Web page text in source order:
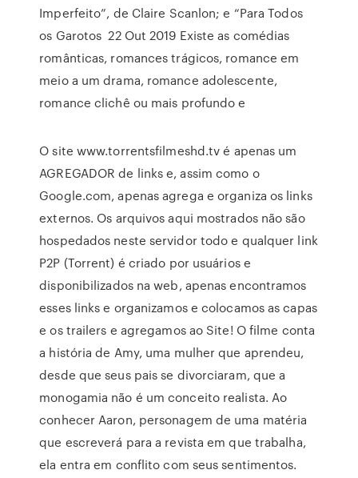
Imperfeito”, de Claire Scanlon; e “Para Todos
os Garotos 22 Out 2019 Existe as comédias
românticas, romances trágicos, romance em
meio a um drama, romance adolescente,
romance clichê ou mais profundo e
O site www.torrentsfilmeshd.tv é apenas um
AGREGADOR de links e, assim como o
Google.com, apenas agrega e organiza os links
externos. Os arquivos aqui mostrados não são
hospedados neste servidor todo e qualquer link
P2P (Torrent) é criado por usuários e
disponibilizados na web, apenas encontramos
esses links e organizamos e colocamos as capas
e os trailers e agregamos ao Site! O filme conta
a história de Amy, uma mulher que aprendeu,
desde que seus pais se divorciaram, que a
monogamia não é um conceito realista. Ao
conhecer Aaron, personagem de uma matéria
que escreverá para a revista em que trabalha,
ela entra em conflito com seus sentimentos.